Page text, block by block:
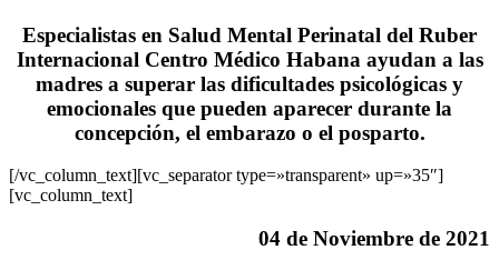
Especialistas en Salud Mental Perinatal del Ruber
Internacional Centro Médico Habana ayudan a las
madres a superar las dificultades psicológicas y
emocionales que pueden aparecer durante la
concepción, el embarazo o el posparto.
[/vc_column_text][vc_separator type=»transparent» up=»35″]
[vc_column_text]
04 de Noviembre de 2021